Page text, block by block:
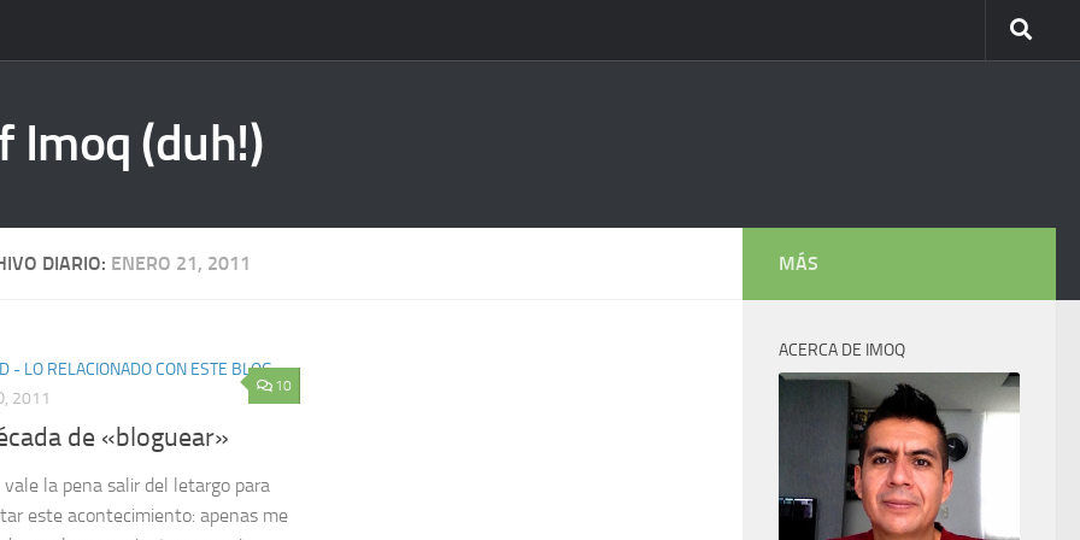
Imoq (duh!)
DIARIO: ENERO 21, 2011
10
- LO RELACIONADO CON ESTE BLOG
2011
de «bloguear»
vale la pena salir del letargo para
este acontecimiento: apenas me
MÁS
ACERCA DE IMOQ